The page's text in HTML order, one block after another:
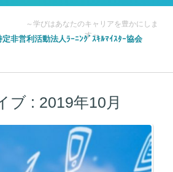
定非営利活動法人ﾗｰﾆﾝｸﾞｽｷﾙﾏｲｽﾀｰ協会
～学びはあなたのキャリアを豊かにしま
す～
ブ : 2019年10月